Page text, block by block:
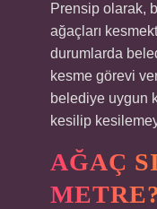
Prensip olarak,
ağaçları
durumlarda
kesme görevi
belediye uygun
kesilip
AĞAÇ